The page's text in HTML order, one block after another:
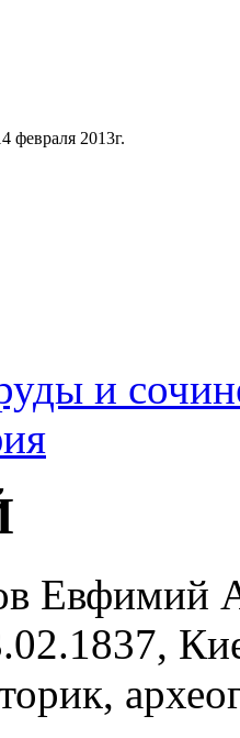
февраля 2013г.
и
Евфимий